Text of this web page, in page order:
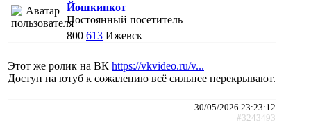
Йошкинкот
Постоянный посетитель
800 613 Ижевск
Этот же ролик на ВК https://vkvideo.ru/v...
Доступ на ютуб к сожалению всё сильнее перекрывают.
30/05/2026 23:23:12
#3243493